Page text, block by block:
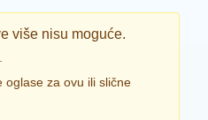
više nisu moguće.
oglase za ovu ili slične